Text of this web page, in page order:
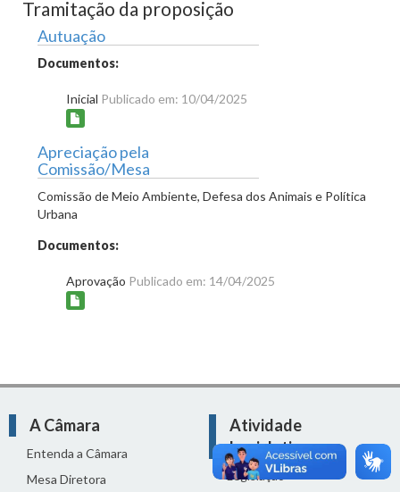
Tramitação da proposição
Autuação
Documentos:
Inicial Publicado em: 10/04/2025
Apreciação pela
Comissão/Mesa
Comissão de Meio Ambiente, Defesa dos Animais e Política
Urbana
Documentos:
Aprovação Publicado em: 14/04/2025
A Câmara
Entenda a Câmara
Mesa Diretora
Atividade
Legislativa
Legislação